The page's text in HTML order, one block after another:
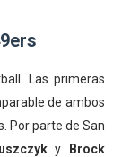
Las primeras
de ambos
Por parte de San
y
Brock